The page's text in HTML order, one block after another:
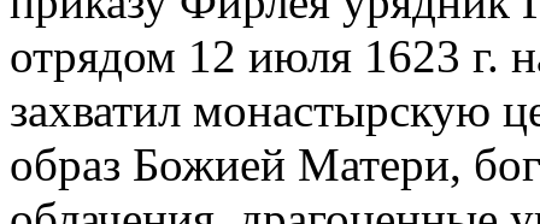
отрядом 12 июля 1623 г.
захватил монастырскую
образ Божией Матери,